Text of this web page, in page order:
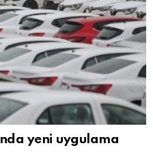
yeni uygulama